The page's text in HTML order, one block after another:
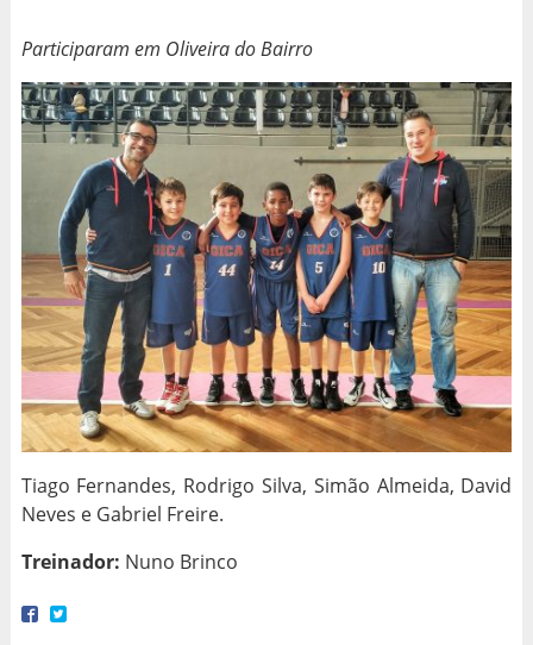
Participaram em Oliveira do Bairro
Tiago Fernandes, Rodrigo Silva, Simão Almeida, David
Neves e Gabriel Freire.
Treinador: Nuno Brinco